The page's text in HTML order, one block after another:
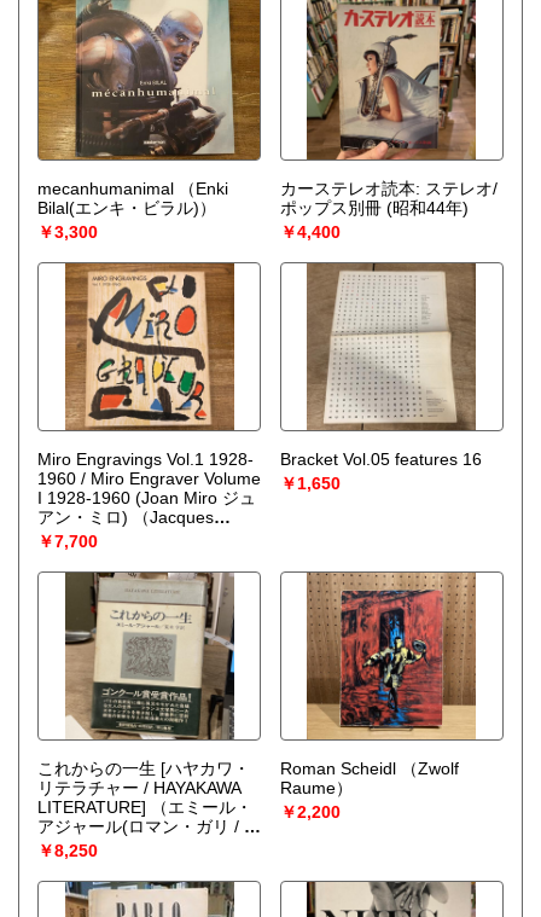
mecanhumanimal
（Enki
Bilal(エンキ・ビラル)）
￥3,300
カーステレオ読本: ステレオ/
ポップス別冊 (昭和44年)
￥4,400
Miro Engravings Vol.1 1928-
1960 / Miro Engraver Volume
I 1928-1960 (Joan Miro ジュ
アン・ミロ)
（Jacques
Dupin）
￥7,700
Bracket Vol.05 features 16
￥1,650
これからの一生 [ハヤカワ・
リテラチャー / HAYAKAWA
LITERATURE]
（エミール・
アジャール(ロマン・ガリ / ロ
マン・ギャリ)、荒木亨 訳）
￥8,250
Roman Scheidl
（Zwolf
Raume）
￥2,200